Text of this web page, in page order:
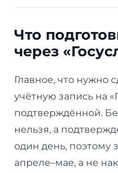
Что
через
Главное, что нужно
учётную запись на
подтверждённой.
нельзя, а
один день, поэтому
апреле–мае, а не